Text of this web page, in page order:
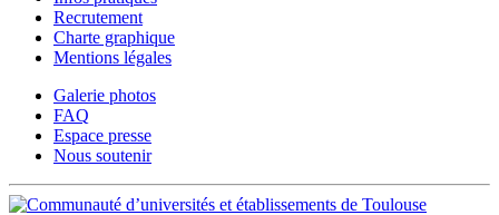
Recrutement
Charte graphique
Mentions légales
Galerie photos
FAQ
Espace presse
Nous soutenir